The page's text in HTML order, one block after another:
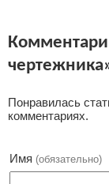
Понравилась
комментариях.
Имя (обязательно)